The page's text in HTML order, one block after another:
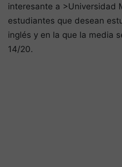
interesante a >Universidad
estudiantes que desean
inglés y en la que la media
14/20.